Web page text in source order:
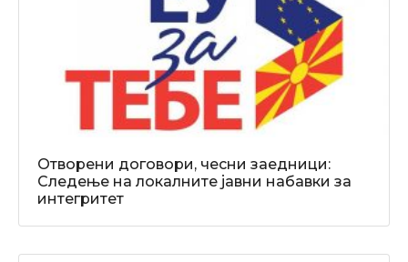
Отворени договори, чесни заедници:
Следење на локалните јавни набавки за
интегритет